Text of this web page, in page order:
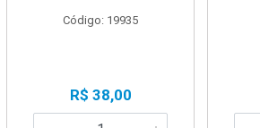
Código: 19935
R$ 38,00